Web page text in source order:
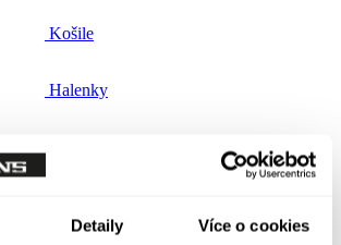
Detaily Více o cookies
Košile
Halenky
Vše v kategorii Svetry a mikiny